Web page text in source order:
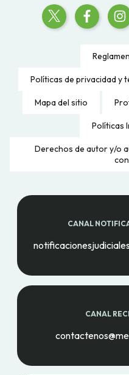
Políticas de privacidad y
Mapa del sitio
Políticas
Derechos de autor y/o
CANAL
CANAL